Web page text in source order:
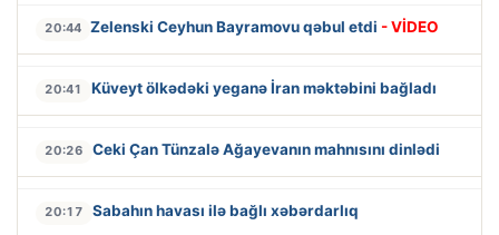
20:44 Zelenski Ceyhun Bayramovu qəbul etdi - VİDEO
20:41 Küveyt ölkədəki yeganə İran məktəbini bağladı
20:26 Ceki Çan Tünzalə Ağayevanın mahnısını dinlədi
20:17 Sabahın havası ilə bağlı xəbərdarlıq